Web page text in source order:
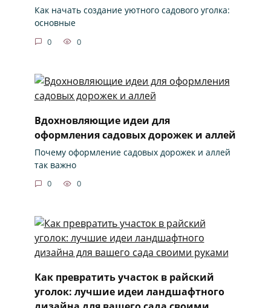
Как начать создание уютного садового уголка:
основные
0 0
Вдохновляющие идеи для
оформления садовых дорожек и аллей
Почему оформление садовых дорожек и аллей
так важно
0 0
Как превратить участок в райский
уголок: лучшие идеи ландшафтного